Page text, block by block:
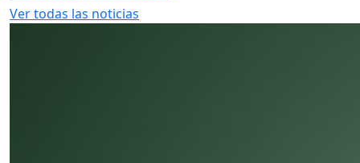
Ver todas las noticias